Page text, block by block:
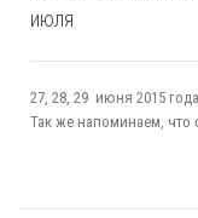
июля
27, 28, 29 июня 2015
Так же напоминаем, что